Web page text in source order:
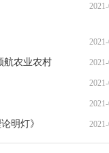
农业农村
明灯》